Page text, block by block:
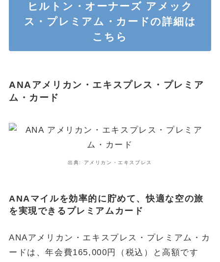
ヒルトン・オーナーズ アメック
ス・プレミアム・カードの詳細は
こちら
ANAアメリカン・エキスプレス・プレミア
ム・カード
出典: アメリカン・エキスプレス
ANAマイルを効率的に貯めて、快適な空の旅
を実現できるプレミアムカード
ANAアメリカン・エキスプレス・プレミアム・カ
ードは、年会費165,000円（税込）と高額です